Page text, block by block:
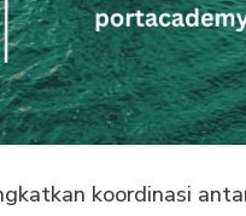
koordinasi